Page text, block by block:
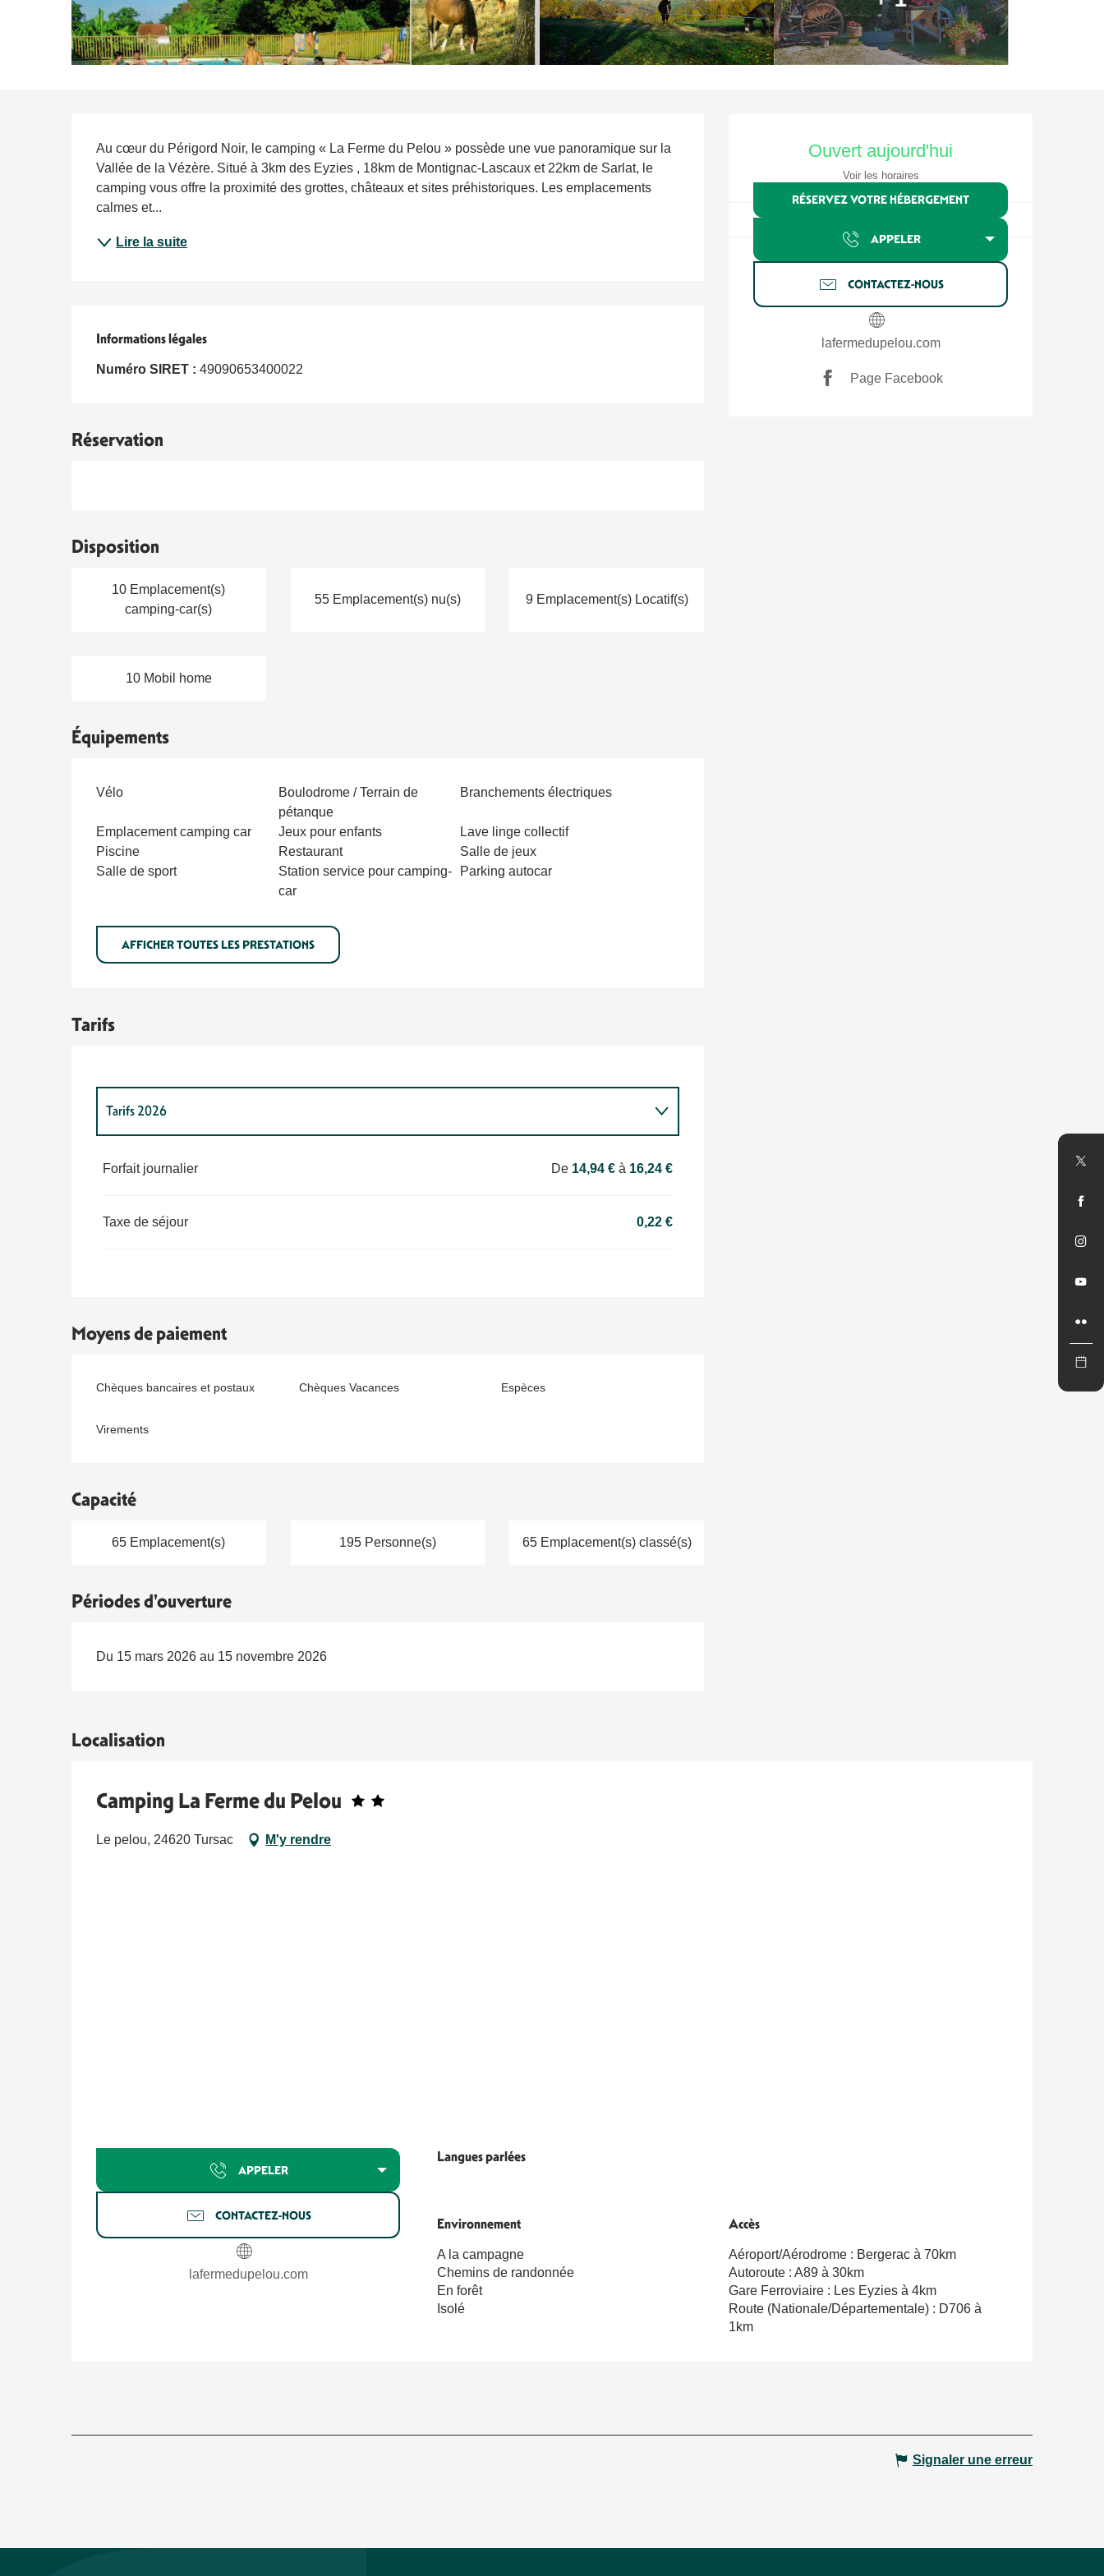
Ouverture et coordonnées
Ouvert aujourd'hui
Voir les horaires
RÉSERVEZ VOTRE HÉBERGEMENT
APPELER
CONTACTEZ-NOUS
lafermedupelou.com
Page Facebook
Description
Au cœur du Périgord Noir, le camping « La Ferme du Pelou » possède une vue panoramique sur la
Vallée de la Vézère. Situé à 3km des Eyzies , 18km de Montignac-Lascaux et 22km de Sarlat, le
camping vous offre la proximité des grottes, châteaux et sites préhistoriques. Les emplacements
calmes et...
Lire la suite
Informations légales
Informations légales
Numéro SIRET : 49090653400022
Réservation
Disposition
10 Emplacement(s)
camping-car(s)
55 Emplacement(s) nu(s) 9 Emplacement(s) Locatif(s)
10 Mobil home
Équipements
Vélo
Boulodrome / Terrain de
pétanque
Branchements électriques
Emplacement camping car Jeux pour enfants
Lave linge collectif
Piscine
Restaurant
Salle de jeux
Salle de sport
Station service pour camping-
car
Parking autocar
AFFICHER TOUTES LES PRESTATIONS
Tarifs
Tarifs 2026
Tarifs 2027
Forfait journalier De 14,94 € à 16,24 €
Taxe de séjour 0,22 €
Moyens de paiement
Chèques bancaires et postaux Chèques Vacances Espèces
Virements
Capacité
65 Emplacement(s) 195 Personne(s) 65 Emplacement(s) classé(s)
Périodes d'ouverture
Du 15 mars 2026 au 15 novembre 2026
Localisation
Camping La Ferme du Pelou
Le pelou, 24620 Tursac M'y rendre
APPELER
CONTACTEZ-NOUS
lafermedupelou.com
Langues parlées
Langues parlées
Environnement
Environnement
A la campagne
Chemins de randonnée
En forêt
Isolé
Accès
Accès
Aéroport/Aérodrome : Bergerac à 70km
Autoroute : A89 à 30km
Gare Ferroviaire : Les Eyzies à 4km
Route (Nationale/Départementale) : D706 à
1km
Signaler une erreur